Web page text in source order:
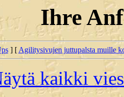
Ihre
] [Agilitysivujen juttupalsta muille
kaikki